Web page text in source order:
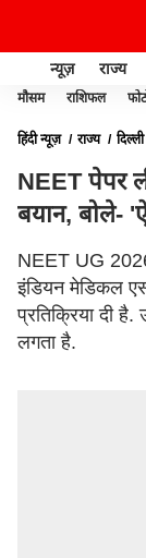
न्यूज़ राज्य
मौसम राशिफल
हिंदी न्यूज़ राज्य
NEET पेपर
बयान, बोले-
NEET UG
इंडियन मेडिकल
प्रतिक्रिया दी
लगता है.